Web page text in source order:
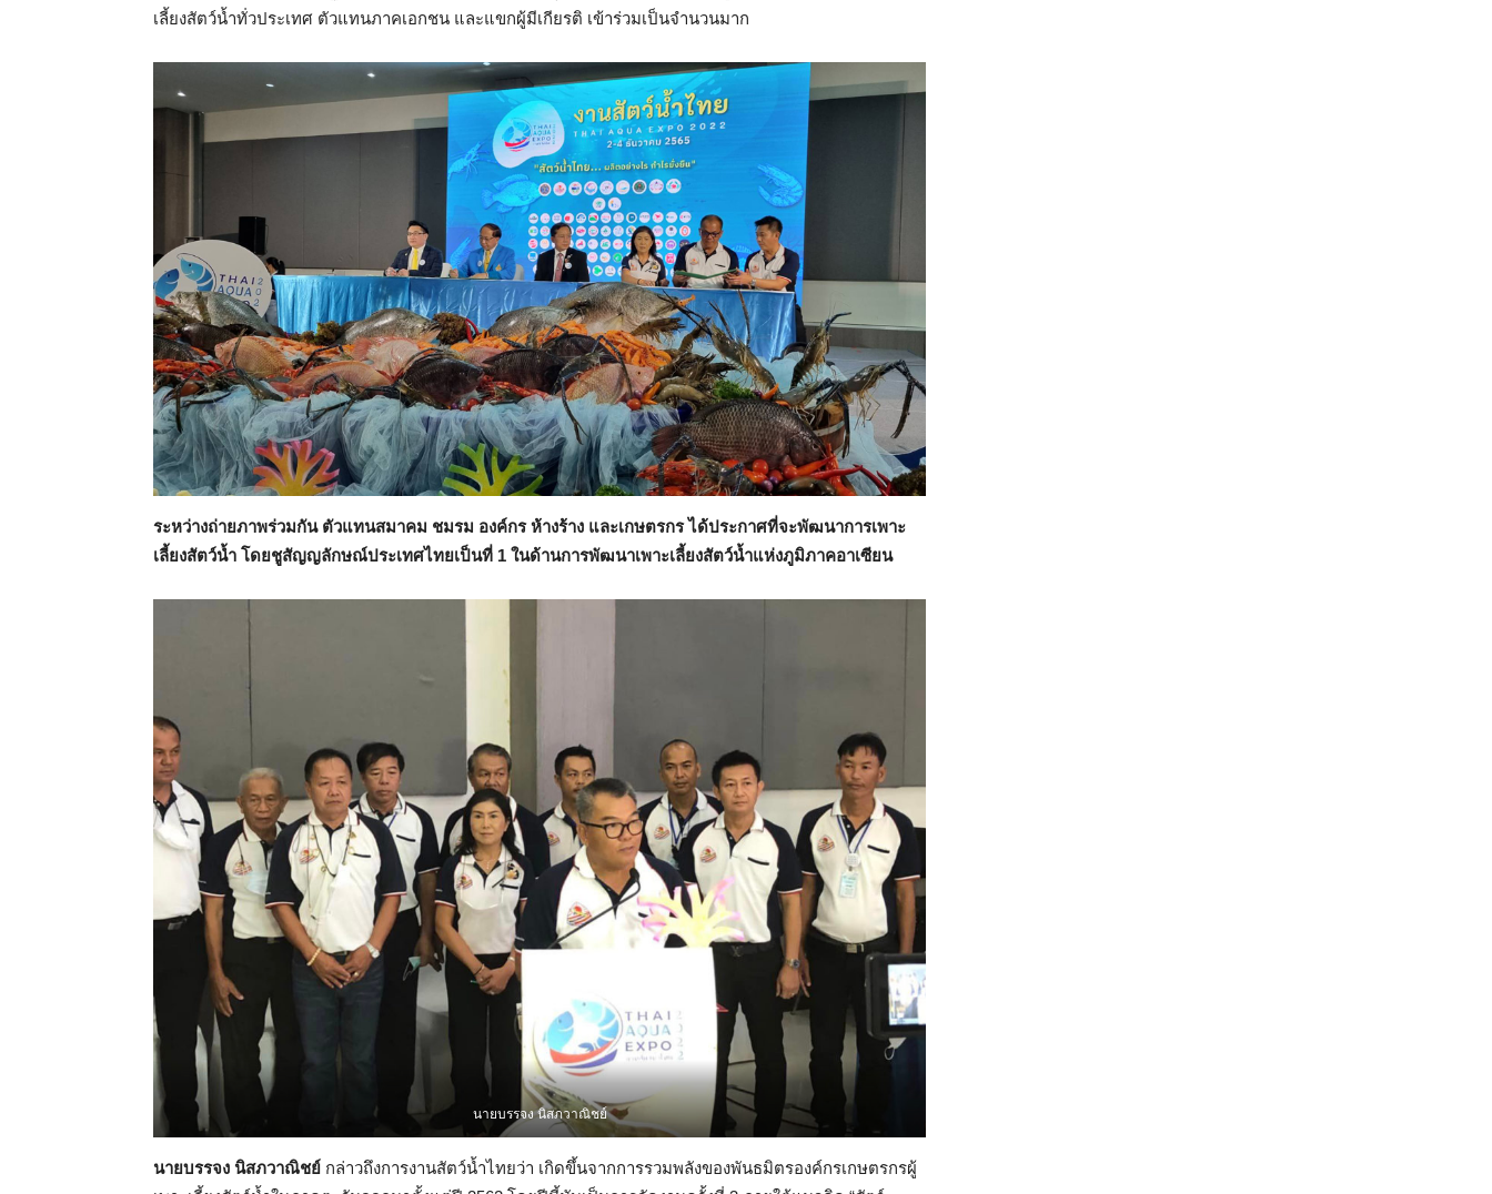
เลี้ยงสัตว์น้ำทั่วประเทศ ตัวแทนภาคเอกชน และแขกผู้มีเกียรติ เข้าร่วมเป็นจำนวนมาก
ระหว่างถ่ายภาพร่วมกัน ตัวแทนสมาคม ชมรม องค์กร ห้างร้าง และเกษตรกร ได้ประกาศที่จะพัฒนาการเพาะ
เลี้ยงสัตว์น้ำ โดยชูสัญญลักษณ์ประเทศไทยเป็นที่ 1 ในด้านการพัฒนาเพาะเลี้ยงสัตว์น้ำแห่งภูมิภาคอาเซียน
นายบรรจง นิสภวาณิชย์
นายบรรจง นิสภวาณิชย์ กล่าวถึงการงานสัตว์น้ำไทยว่า เกิดขึ้นจากการรวมพลังของพันธมิตรองค์กรเกษตรกรผู้